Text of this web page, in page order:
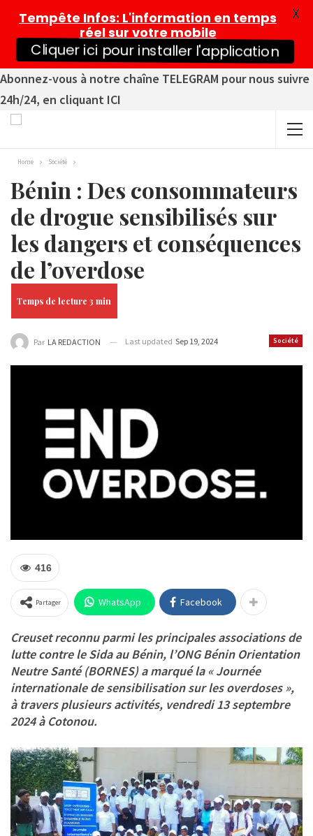
Abonnez-vous à notre chaîne TELEGRAM pour nous suivre
24h/24, en cliquant ICI
Home Société
Bénin : Des consommateurs
de drogue sensibilisés sur
les dangers et conséquences
de l’overdose
Société
Par LA REDACTION Last updated Sep 19, 2024
416
Partager WhatsApp Facebook
Creuset reconnu parmi les principales associations de
lutte contre le Sida au Bénin, l’ONG Bénin Orientation
Neutre Santé (BORNES) a marqué la « Journée
internationale de sensibilisation sur les overdoses »,
à travers plusieurs activités, vendredi 13 septembre
2024 à Cotonou.
Tempête Infos: L'information en temps
réel sur votre mobile
Cliquer ici pour installer l'application
X